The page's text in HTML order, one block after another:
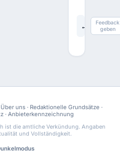
← § 54
Feedback
geben
Über uns · Redaktionelle Grundsätze ·
· Anbieterkennzeichnung
ist die amtliche Verkündung. Angaben
und Vollständigkeit.